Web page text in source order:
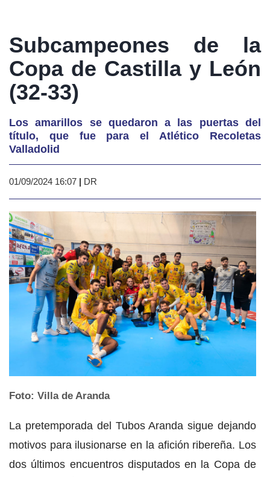
Subcampeones de la
Copa de Castilla y León
(32-33)
Los amarillos se quedaron a las puertas del
título, que fue para el Atlético Recoletas
Valladolid
01/09/2024 16:07 | DR
Foto: Villa de Aranda
La pretemporada del Tubos Aranda sigue dejando
motivos para ilusionarse en la afición ribereña. Los
dos últimos encuentros disputados en la Copa de